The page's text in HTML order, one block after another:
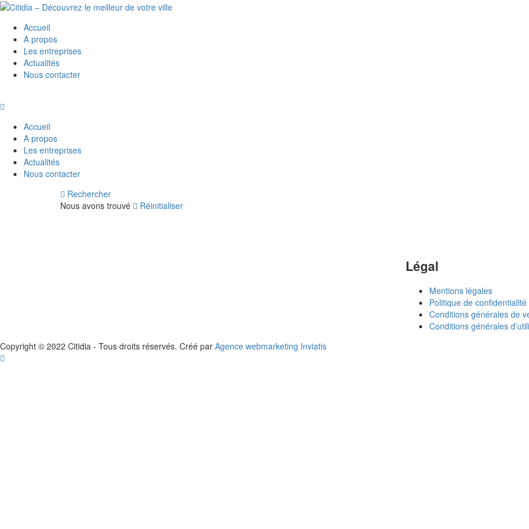
Accueil
A propos
Les entreprises
Actualités
Nous contacter
Accueil
A propos
Les entreprises
Actualités
Nous contacter
Rechercher
Nous avons trouvé
Réinitialiser
Légal
Mentions légales
Politique de confidentialité
Conditions générales de
Conditions générales
Copyright © 2022 Citidia - Tous droits réservés. Créé par Agence webmarketing Inviatis